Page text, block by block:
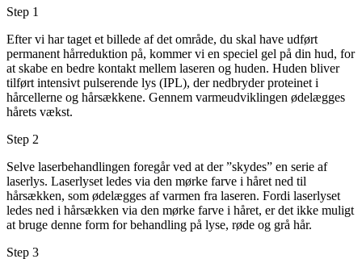
Step 1
Efter vi har taget et billede af det område, du skal have udført
permanent hårreduktion på, kommer vi en speciel gel på din hud, for
at skabe en bedre kontakt mellem laseren og huden. Huden bliver
tilført intensivt pulserende lys (IPL), der nedbryder proteinet i
hårcellerne og hårsækkene. Gennem varmeudviklingen ødelægges
hårets vækst.
Step 2
Selve laserbehandlingen foregår ved at der ”skydes” en serie af
laserlys. Laserlyset ledes via den mørke farve i håret ned til
hårsækken, som ødelægges af varmen fra laseren. Fordi laserlyset
ledes ned i hårsækken via den mørke farve i håret, er det ikke muligt
at bruge denne form for behandling på lyse, røde og grå hår.
Step 3